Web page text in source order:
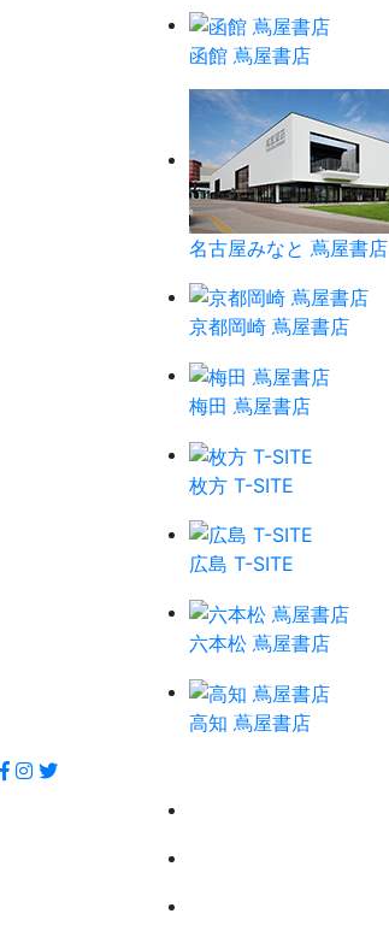
函館 蔦屋書店
名古屋みなと 蔦屋書店
京都岡崎 蔦屋書店
梅田 蔦屋書店
枚方 T-SITE
広島 T-SITE
六本松 蔦屋書店
高知 蔦屋書店